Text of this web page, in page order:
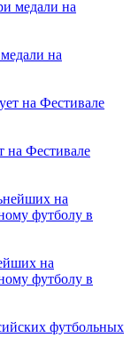
на
на Фестивале
на
футболу в